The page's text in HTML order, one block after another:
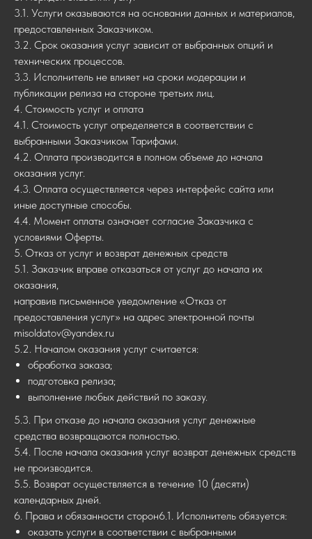
3.1. Услуги оказываются на основании данных и материалов,
предоставленных Заказчиком.
3.2. Срок оказания услуг зависит от выбранных опций и
технических процессов.
3.3. Исполнитель не влияет на сроки модерации и
публикации релиза на стороне третьих лиц.
4. Стоимость услуг и оплата
4.1. Стоимость услуг определяется в соответствии с
выбранными Заказчиком Тарифами.
4.2. Оплата производится в полном объеме до начала
оказания услуг.
4.3. Оплата осуществляется через интерфейс сайта или
иные доступные способы.
4.4. Момент оплаты означает согласие Заказчика с
условиями Оферты.
5. Отказ от услуг и возврат денежных средств
5.1. Заказчик вправе отказаться от услуг до начала их
оказания,
направив письменное уведомление «Отказ от
предоставления услуг» на адрес электронной почты
misoldatov@yandex.ru
5.2. Началом оказания услуг считается:
обработка заказа;
подготовка релиза;
выполнение любых действий по заказу.
5.3. При отказе до начала оказания услуг денежные
средства возвращаются полностью.
5.4. После начала оказания услуг возврат денежных средств
не производится.
5.5. Возврат осуществляется в течение 10 (десяти)
календарных дней.
6. Права и обязанности сторон6.1. Исполнитель обязуется:
оказать услуги в соответствии с выбранными